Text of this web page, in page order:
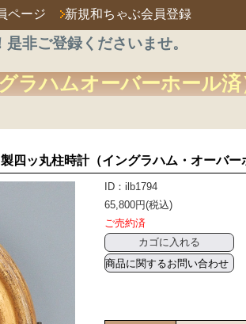
ページ 新規和ちゃぶ会員登録
非ご登録くださいませ。
ラハムオーバーホール済
四ッ丸柱時計（イングラハム・オーバー
ID：ilb1794
65,800円(税込)
ご売約済
商品に関するお問い合わせ